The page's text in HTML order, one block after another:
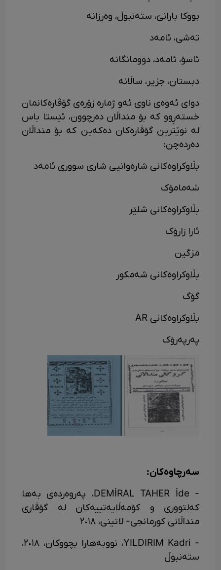
بووکا بارانێ، ستەنبوڵ، وەرزانە
تەشی، ئامەد
ئاسۆ، ئامەد، دوومانگانە
دبستان، جزیر، ساڵانە
دوای ئەوەی ناوی ئەو ژمارە زۆرەی گۆڤارەکانمان
خستەڕوو کە بۆ منداڵان دەرچوون، ئێستا باس
لە نوێترین گۆڤارەکان دەکەین کە بۆ منداڵان
دەردەچن:
بڵاوکراوەکانی شارەوانیی شاری سووری ئامەد
شەمامۆک
بڵاوکراوەکانی شلێر
ئارا زارۆک
مزگین
بڵاوکراوەکانی شەمکور
گۆگ
بڵاوکراوەکانی AR
پەرپەرۆک
سەرچاوەکان:
- DEMİRAL TAHER İde، پەروەردەی بەها
کەلتووری و کۆمەڵایەتییەکان لە گۆڤاری
منداڵانی کورمانجی- لاتینی، ٢٠١٨
- YILDIRIM Kadri، نووبەهارا بچووکان، ٢٠١٨،
ستەنبوڵ